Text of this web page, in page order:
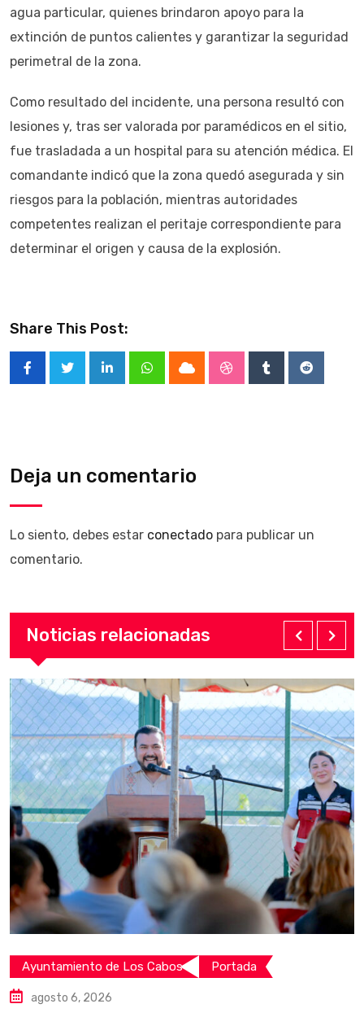
agua particular, quienes brindaron apoyo para la
extinción de puntos calientes y garantizar la seguridad
perimetral de la zona.
Como resultado del incidente, una persona resultó con
lesiones y, tras ser valorada por paramédicos en el sitio,
fue trasladada a un hospital para su atención médica. El
comandante indicó que la zona quedó asegurada y sin
riesgos para la población, mientras autoridades
competentes realizan el peritaje correspondiente para
determinar el origen y causa de la explosión.
Share This Post:
LinkedInWhatsappCloud StumbleUpon
TumblrReddit
Deja un comentario
Lo siento, debes estar conectado para publicar un
comentario.
Noticias relacionadas
Ayuntamiento de Los Cabos Portada
agosto 6, 2026